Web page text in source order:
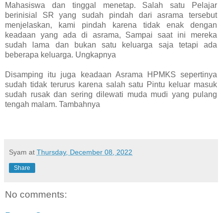
Mahasiswa dan tinggal menetap. Salah satu Pelajar
berinisial SR yang sudah pindah dari asrama tersebut
menjelaskan, kami pindah karena tidak enak dengan
keadaan yang ada di asrama, Sampai saat ini mereka
sudah lama dan bukan satu keluarga saja tetapi ada
beberapa keluarga. Ungkapnya
Disamping itu juga keadaan Asrama HPMKS sepertinya
sudah tidak terurus karena salah satu Pintu keluar masuk
sudah rusak dan sering dilewati muda mudi yang pulang
tengah malam. Tambahnya
Syam at Thursday, December 08, 2022
Share
No comments: